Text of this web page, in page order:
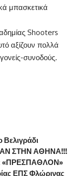
μπασκετικά
Shooters
αξίζουν πολλά
συνοδούς.
ΣΤΗΝ ΑΘΗΝΑ!!!
«ΠΡΕΣΠΑΘΛΟΝ»
ΕΠΣ Φλώρινας